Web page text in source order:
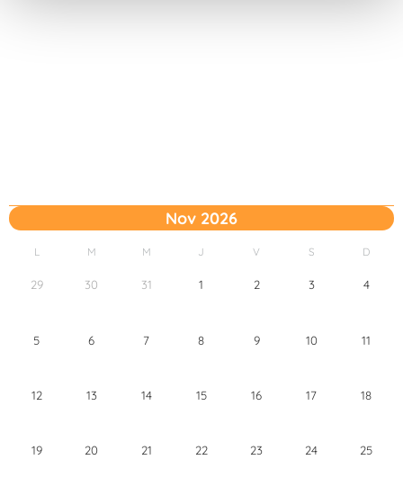
Nov 2026
L M M J V S D
29 30 31 1 2 3 4
5 6 7 8 9 10 11
12 13 14 15 16 17 18
19 20 21 22 23 24 25